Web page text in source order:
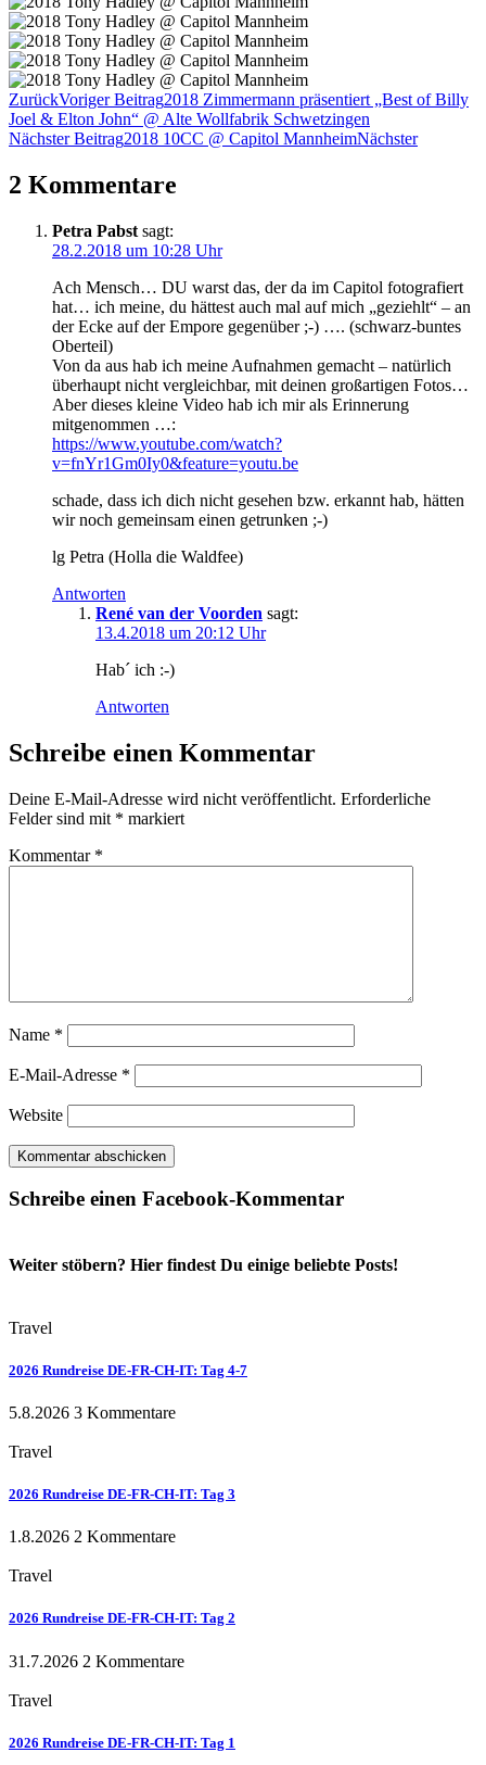
ZurückVoriger Beitrag2018 Zimmermann präsentiert „Best of Billy
Joel & Elton John“ @ Alte Wollfabrik Schwetzingen
Nächster Beitrag2018 10CC @ Capitol MannheimNächster
2 Kommentare
Petra Pabst sagt:
28.2.2018 um 10:28 Uhr
Ach Mensch… DU warst das, der da im Capitol fotografiert
hat… ich meine, du hättest auch mal auf mich „geziehlt“ – an
der Ecke auf der Empore gegenüber ;-) …. (schwarz-buntes
Oberteil)
Von da aus hab ich meine Aufnahmen gemacht – natürlich
überhaupt nicht vergleichbar, mit deinen großartigen Fotos…
Aber dieses kleine Video hab ich mir als Erinnerung
mitgenommen …:
https://www.youtube.com/watch?
v=fnYr1Gm0Iy0&feature=youtu.be
schade, dass ich dich nicht gesehen bzw. erkannt hab, hätten
wir noch gemeinsam einen getrunken ;-)
lg Petra (Holla die Waldfee)
Antworten
René van der Voorden sagt:
13.4.2018 um 20:12 Uhr
Hab´ ich :-)
Antworten
Schreibe einen Kommentar
Deine E-Mail-Adresse wird nicht veröffentlicht. Erforderliche
Felder sind mit * markiert
Kommentar *
Name *
E-Mail-Adresse *
Website
Schreibe einen Facebook-Kommentar
Weiter stöbern? Hier findest Du einige beliebte Posts!
Travel
2026 Rundreise DE-FR-CH-IT: Tag 4-7
5.8.2026 3 Kommentare
Travel
2026 Rundreise DE-FR-CH-IT: Tag 3
1.8.2026 2 Kommentare
Travel
2026 Rundreise DE-FR-CH-IT: Tag 2
31.7.2026 2 Kommentare
Travel
2026 Rundreise DE-FR-CH-IT: Tag 1